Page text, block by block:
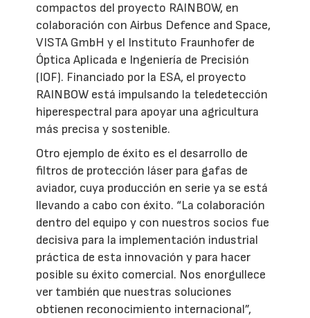
compactos del proyecto RAINBOW, en
colaboración con Airbus Defence and Space,
VISTA GmbH y el Instituto Fraunhofer de
Óptica Aplicada e Ingeniería de Precisión
(IOF). Financiado por la ESA, el proyecto
RAINBOW está impulsando la teledetección
hiperespectral para apoyar una agricultura
más precisa y sostenible.
Otro ejemplo de éxito es el desarrollo de
filtros de protección láser para gafas de
aviador, cuya producción en serie ya se está
llevando a cabo con éxito. “La colaboración
dentro del equipo y con nuestros socios fue
decisiva para la implementación industrial
práctica de esta innovación y para hacer
posible su éxito comercial. Nos enorgullece
ver también que nuestras soluciones
obtienen reconocimiento internacional”,